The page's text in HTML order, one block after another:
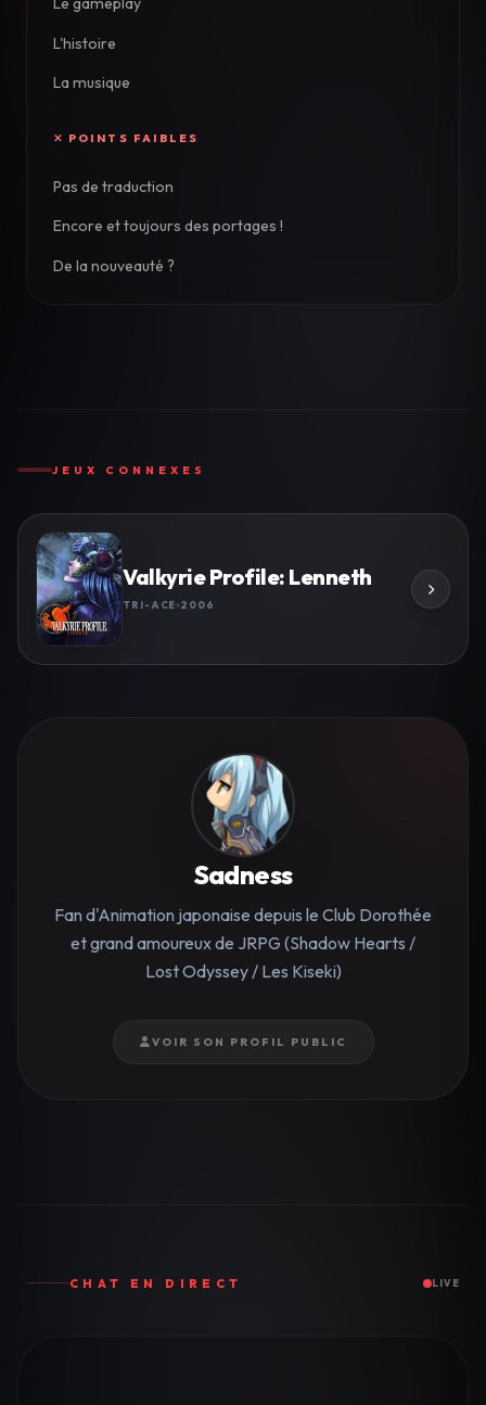
L'histoire
La musique
Pas de traduction
Encore et toujours des portages !
De la nouveauté ?
JEUX CONNEXES
Valkyrie Profile: Lenneth
TRI-ACE 2006
Sadness
Fan d'Animation japonaise depuis le Club Dorothée
et grand amoureux de JRPG (Shadow Hearts /
Lost Odyssey / Les Kiseki)
VOIR SON PROFIL PUBLIC
CHAT EN DIRECT LIVE